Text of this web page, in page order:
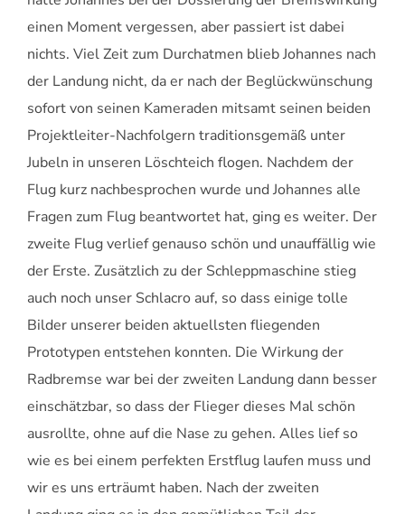
einen Moment vergessen, aber passiert ist dabei
nichts. Viel Zeit zum Durchatmen blieb Johannes nach
der Landung nicht, da er nach der Beglückwünschung
sofort von seinen Kameraden mitsamt seinen beiden
Projektleiter-Nachfolgern traditionsgemäß unter
Jubeln in unseren Löschteich flogen. Nachdem der
Flug kurz nachbesprochen wurde und Johannes alle
Fragen zum Flug beantwortet hat, ging es weiter. Der
zweite Flug verlief genauso schön und unauffällig wie
der Erste. Zusätzlich zu der Schleppmaschine stieg
auch noch unser Schlacro auf, so dass einige tolle
Bilder unserer beiden aktuellsten fliegenden
Prototypen entstehen konnten. Die Wirkung der
Radbremse war bei der zweiten Landung dann besser
einschätzbar, so dass der Flieger dieses Mal schön
ausrollte, ohne auf die Nase zu gehen. Alles lief so
wie es bei einem perfekten Erstflug laufen muss und
wir es uns erträumt haben. Nach der zweiten